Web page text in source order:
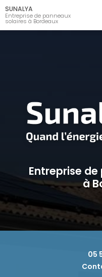
Aller
au
contenu
principal
SUNALYA
Entreprise de panneaux
solaires à Bordeaux
Entreprise
à
05